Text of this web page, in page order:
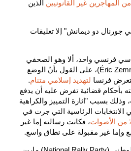
المهاجرين غير القانونيين الذين
جورنال دو ديمانش" إلا تعليقات
فرنسي واحد، ألا وهو الصحفي
السابق إريك زمور (Éric Zemmour)، على القول بأنّ الوضع
فرنسا لتهديد إسلامي متنام.
بأحكام قضائية تفرض عليه أن يدفع
بسبب "اثارة التمييز والكراهية
الرئاسية التي جرت في
، فكانت رسالته إما غير
غير مقبولة على نطاق واسع.